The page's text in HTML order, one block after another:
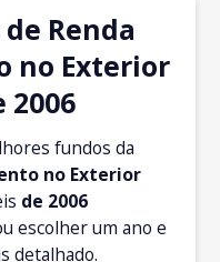
Renda
no Exterior
2006
fundos da
no Exterior
de 2006
escolher um ano e
detalhado.